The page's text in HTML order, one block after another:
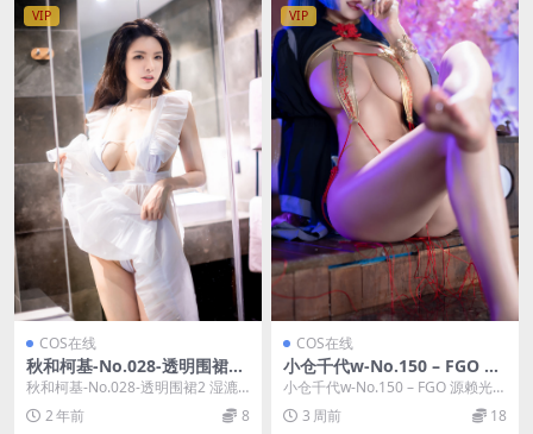
VIP
COS在线
秋和柯基-No.028-透明围裙2
湿漉漉的浴室 [59P]
秋和柯基-No.028-透明围裙2 湿漉
漉的浴室 [59P]，秋和柯基在线作品
导...2 年前 8
VIP
COS在线
小仓千代w-No.150 – FGO 源
赖光僵尸娘 [38P]
小仓千代w-No.150 – FGO 源赖光僵
尸娘 [38P]，小仓千代w在线作...
3 周前 18